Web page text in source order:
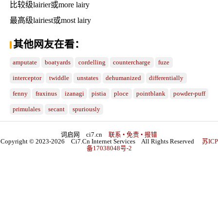
比较级lairier或more lairy
最高级lairiest或most lairy
其他网友在看：
amputate boatyards cordelling countercharge fuze
interceptor twiddle unstates dehumanized differentially
fenny fraxinus izanagi pistia ploce pointblank powder-puff
primulales secant spuriously
词启网 ci7.cn 联系 • 免责 • 报错
Copyright © 2023-2026 Ci7.Cn Internet Services All Rights Reserved
苏ICP
备17038048号-2